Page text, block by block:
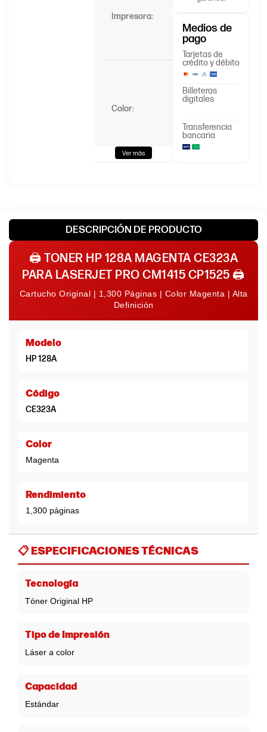
Impresora:
CM1410,
CM1415,
CP1525
Color:
Negro
Magenta
Cyan
embalaje:
Caja
Ver más
Medios de
pago
Tarjetas de
crédito y débito
Billeteras
digitales
Transferencia
bancaria
DESCRIPCIÓN DE PRODUCTO
🖨️ TONER HP 128A MAGENTA CE323A
PARA LASERJET PRO CM1415 CP1525 🖨️
Cartucho Original | 1,300 Páginas | Color Magenta | Alta
Definición
Modelo
HP 128A
Código
CE323A
Color
Magenta
Rendimiento
1,300 páginas
📋 ESPECIFICACIONES TÉCNICAS
Tecnología
Tóner Original HP
Tipo de Impresión
Láser a color
Capacidad
Estándar